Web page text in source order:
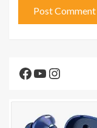
Facebook
YouTube